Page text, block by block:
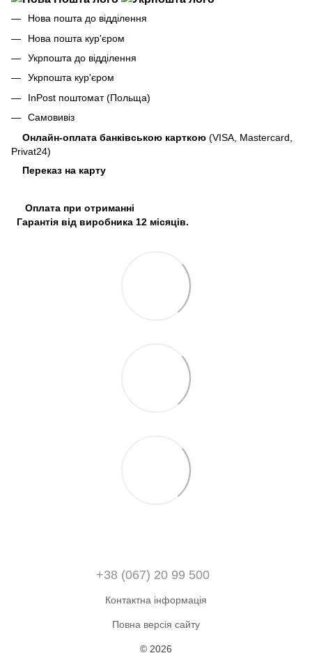
Нова пошта до відділення
Нова пошта кур'єром
Укрпошта до відділення
Укрпошта кур'єром
InPost поштомат (Польща)
Самовивіз
Онлайн-оплата банківською карткою (VISA, Mastercard,
Privat24)
Переказ на карту
Оплата при отриманні
Гарантія від виробника 12 місяців.
+38 (067) 20 99 500
Контактна інформація
Повна версія сайту
© 2026